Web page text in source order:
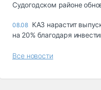
Судогодском районе
08.08 КАЗ нарастит
на 20% благодаря
Все новости